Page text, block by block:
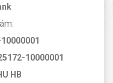
10000001
HB